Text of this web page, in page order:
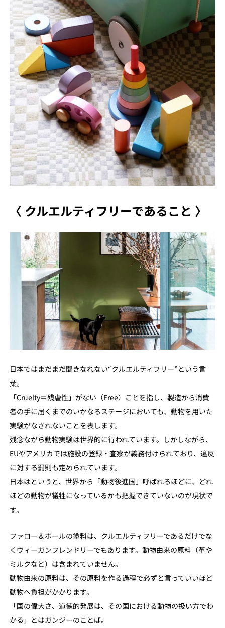
〈 クルエルティフリーであること 〉
日本ではまだまだ聞きなれない“クルエルティフリー”という言
葉。
「Cruelty＝残虐性」がない（Free）ことを指し、製造から消費
者の手に届くまでのいかなるステージにおいても、動物を用いた
実験がなされないことを表します。
残念ながら動物実験は世界的に行われています。しかしながら、
EUやアメリカでは施設の登録・査察が義務付けられており、違反
に対する罰則も定められています。
日本はというと、世界から「動物後進国」呼ばれるほどに、どれ
ほどの動物が犠牲になっているかも把握できていないのが現状で
す。
ファロー＆ボールの塗料は、クルエルティフリーであるだけでな
くヴィーガンフレンドリーでもあります。動物由来の原料（革や
ミルクなど）は含まれていません。
動物由来の原料は、その原料を作る過程で必ずと言っていいほど
動物へ負担がかかります。
「国の偉大さ、道徳的発展は、その国における動物の扱い方でわ
かる」とはガンジーのことば。